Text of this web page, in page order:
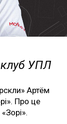
УПЛ
Артём
Про це